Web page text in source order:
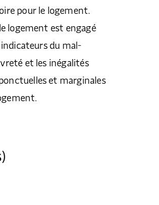
pour le logement.
logement est engagé
du mal-
et les inégalités
et marginales